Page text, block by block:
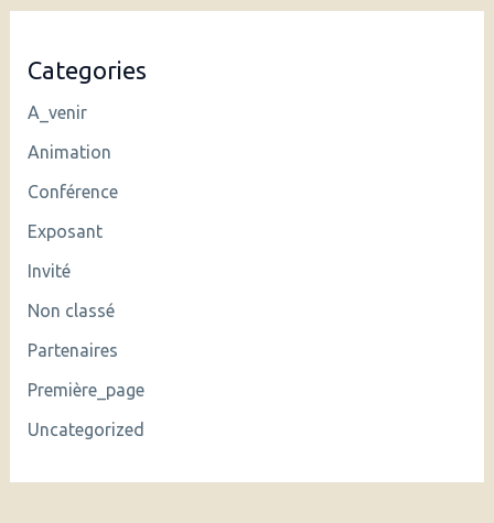
Categories
A_venir
Animation
Conférence
Exposant
Invité
Non classé
Partenaires
Première_page
Uncategorized